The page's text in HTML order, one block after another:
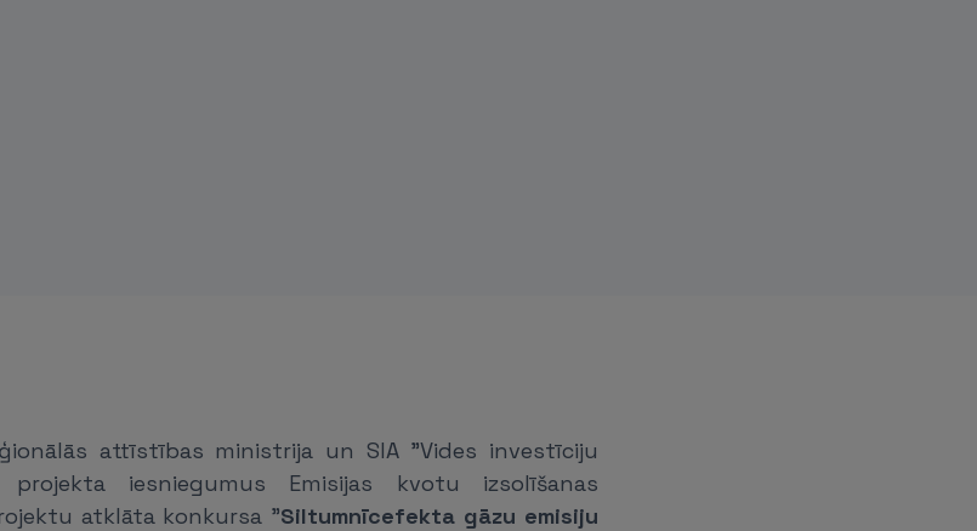
attīstības ministrija un SIA "Vides investīciju
iesniegumus Emisijas kvotu izsolīšanas
atklāta konkursa "Siltumnīcefekta gāzu emisiju